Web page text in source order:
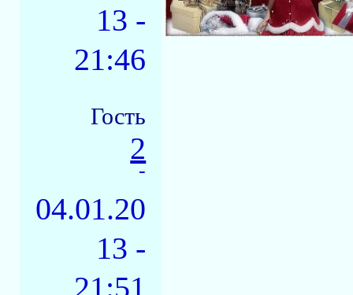
13 -
21:46
Гость
2
-
04.01.20
13 -
21:51